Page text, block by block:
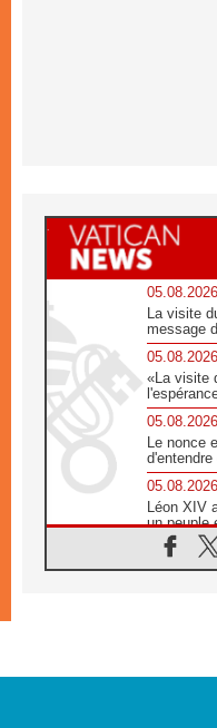
05.08.2026
La visite
message
05.08.2026
«La visite
05.08.2026
Le nonce
05.08.2026
Léon XIV
un peuple
SCEAM: